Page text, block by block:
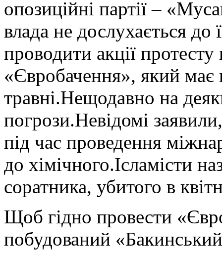
опозиційні партії –
влада не дослухається до
проводити акції
«Євробачення», який має
травні.Нещодавно на
погрози.Невідомі
під час проведення
до хімічного.Ісламісти
соратника, убитого в
Щоб гідно провести
побудований